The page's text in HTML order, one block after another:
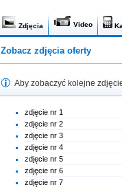
Zdjęcia Video
Zobacz zdjęcia oferty
Aby zobaczyć kolejne
zdjęcie nr 1
zdjęcie nr 2
zdjęcie nr 3
zdjęcie nr 4
zdjęcie nr 5
zdjęcie nr 6
zdjęcie nr 7